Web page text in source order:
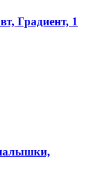
Градиент, 1